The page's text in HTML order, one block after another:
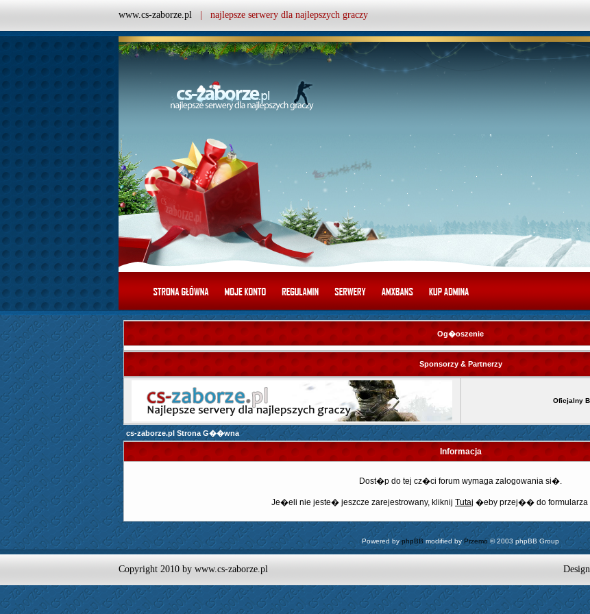
www.cs-zaborze.pl | najlepsze serwery dla najlepszych graczy
Og�oszenie
Sponsorzy & Partnerzy
Oficjalny
cs-zaborze.pl Strona G��wna
Informacja
Dost�p do tej cz�ci forum wymaga zalogowania si�.
Je�eli nie jeste� jeszcze zarejestrowany, kliknij Tutaj �eby przej�� do formularza
Powered byphpBB modified byPrzemo © 2003 phpBB Group
Copyright 2010 by www.cs-zaborze.pl